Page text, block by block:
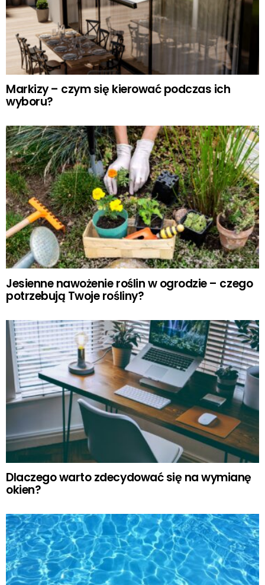
Markizy – czym się kierować podczas ich
wyboru?
Jesienne nawożenie roślin w ogrodzie – czego
potrzebują Twoje rośliny?
Dlaczego warto zdecydować się na wymianę
okien?